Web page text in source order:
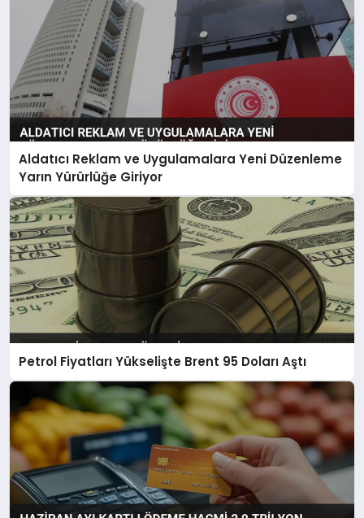
Aldatıcı Reklam ve Uygulamalara Yeni Düzenleme
Yarın Yürürlüğe Giriyor
Petrol Fiyatları Yükselişte Brent 95 Doları Aştı